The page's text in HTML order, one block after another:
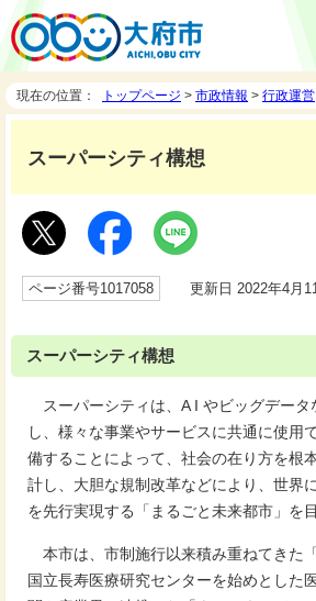
現在の位置： トップページ > 市政情報 > 行政運営
スーパーシティ構想
ページ番号1017058 更新日 2022年4月
スーパーシティ構想
スーパーシティは、A I やビッグデータ
し、様々な事業やサービスに共通に使用
備することによって、社会の在り方を根
計し、大胆な規制改革などにより、世界
を先行実現する「まるごと未来都市」を
本市は、市制施行以来積み重ねてきた
国立長寿医療研究センターを始めとした